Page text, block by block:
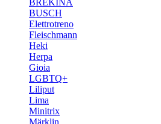
BREKINA
BUSCH
Elettrotreno
Fleischmann
Heki
Herpa
Gioia
LGBTQ+
Liliput
Lima
Minitrix
Märklin